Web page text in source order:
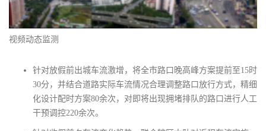
视频动态监测
针对放假前出城车流激增，将全市路口晚高峰方案提前至15时
30分，并结合道路实际车流情况合理调整路口放行方式，精细
化设计配时方案80余次，对即将出现拥堵排队的路口进行人工
干预调控220余次。